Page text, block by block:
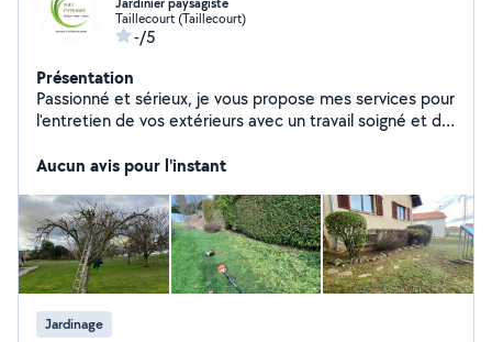
Taillecourt (Taillecourt)
-/5
Présentation
Passionné et sérieux, je vous propose mes services pour
l'entretien de vos extérieurs avec un travail soigné et de
Aucun avis pour l'instant
Jardinage